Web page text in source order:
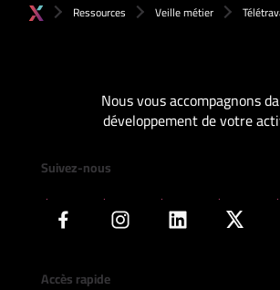
Ressources Veille métier
Nous vous accompagnons
développement de votre
Suivez-nous
Accès rapide